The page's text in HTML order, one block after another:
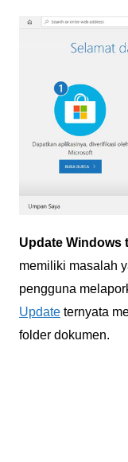
Update Windows
memiliki masalah
pengguna
Updateternyata
folder dokumen.